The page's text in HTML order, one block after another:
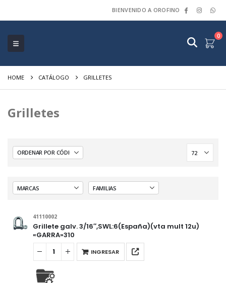
BIENVENIDO A OROFINO
0
HOME CATÁLOGO GRILLETES
Grilletes
41110002
Grillete galv. 3/16″,SWL:6(España)(vta mult 12u)
«GARRA»310
INGRESAR